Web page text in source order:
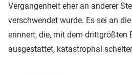
Vergangenheit eher an anderer
verschwendet wurde. Es sei an
erinnert, die, mit dem drittgrößten
ausgestattet, katastrophal